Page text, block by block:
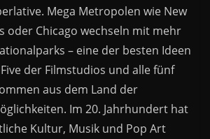
Mega Metropolen wie New
oder Chicago wechseln mit mehr
– eine der besten Ideen
der Filmstudios und alle fünf
aus dem Land der
Im 20. Jahrhundert hat
Kultur, Musik und Pop Art